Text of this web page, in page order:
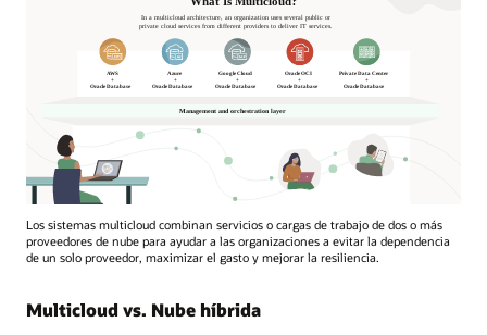
es
multicloud?
una
arquitectura
Los sistemas multicloud combinan servicios o cargas de trabajo de dos o más
proveedores de nube para ayudar a las organizaciones a evitar la dependencia
de un solo proveedor, maximizar el gasto y mejorar la resiliencia.
Multicloud vs. Nube híbrida